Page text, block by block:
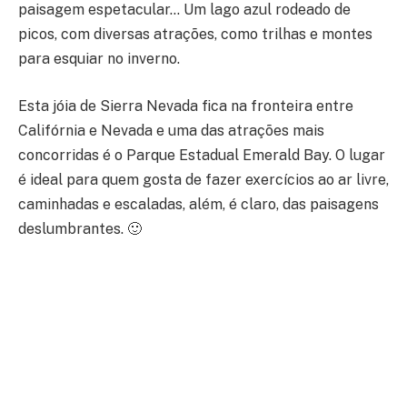
paisagem espetacular… Um lago azul rodeado de
picos, com diversas atrações, como trilhas e montes
para esquiar no inverno.
Esta jóia de Sierra Nevada fica na fronteira entre
Califórnia e Nevada e uma das atrações mais
concorridas é o Parque Estadual Emerald Bay. O lugar
é ideal para quem gosta de fazer exercícios ao ar livre,
caminhadas e escaladas, além, é claro, das paisagens
deslumbrantes. 🙂